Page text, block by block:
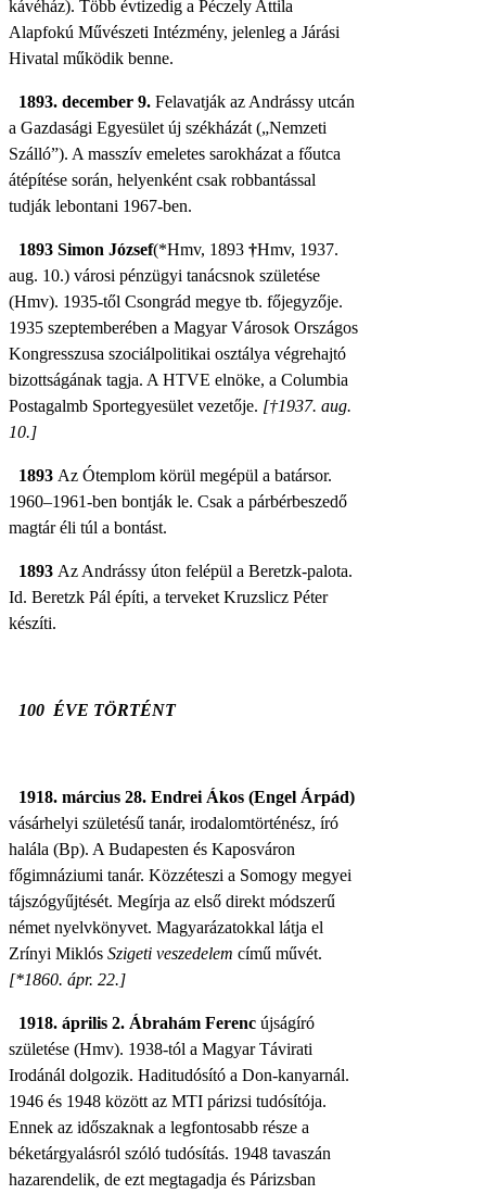
kávéház). Több évtizedig a Péczely Attila
Alapfokú Művészeti Intézmény, jelenleg a Járási
Hivatal működik benne.
1893. december 9.Felavatják az Andrássy utcán
a Gazdasági Egyesület új székházát („Nemzeti
Szálló”). A masszív emeletes sarokházat a főutca
átépítése során, helyenként csak robbantással
tudják lebontani 1967-ben.
1893Simon József(*Hmv, 1893†Hmv, 1937.
aug. 10.) városi pénzügyi tanácsnok születése
(Hmv). 1935-től Csongrád megye tb. főjegyzője.
1935 szeptemberében a Magyar Városok Országos
Kongresszusa szociálpolitikai osztálya végrehajtó
bizottságának tagja. A HTVE elnöke, a Columbia
Postagalmb Sportegyesület vezetője. [†1937. aug.
10.]
1893 Az Ótemplom körül megépül a batársor.
1960–1961-ben bontják le. Csak a párbérbeszedő
magtár éli túl a bontást.
1893 Az Andrássy úton felépül a Beretzk-palota.
Id. Beretzk Pál építi, a terveket Kruzslicz Péter
készíti.
100 ÉVE TÖRTÉNT
1918. március 28.Endrei Ákos (Engel Árpád)
vásárhelyi születésű tanár, irodalomtörténész, író
halála (Bp). A Budapesten és Kaposváron
főgimnáziumi tanár. Közzéteszi a Somogy megyei
tájszógyűjtését. Megírja az első direkt módszerű
német nyelvkönyvet. Magyarázatokkal látja el
Zrínyi Miklós Szigeti veszedelem című művét.
[*1860. ápr. 22.]
1918. április 2. Ábrahám Ferencújságíró
születése (Hmv). 1938-tól a Magyar Távirati
Irodánál dolgozik. Haditudósító a Don-kanyarnál.
1946 és 1948 között az MTI párizsi tudósítója.
Ennek az időszaknak a legfontosabb része a
béketárgyalásról szóló tudósítás. 1948 tavaszán
hazarendelik, de ezt megtagadja és Párizsban